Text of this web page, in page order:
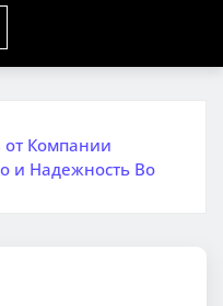
от Компании
и Надежность Во